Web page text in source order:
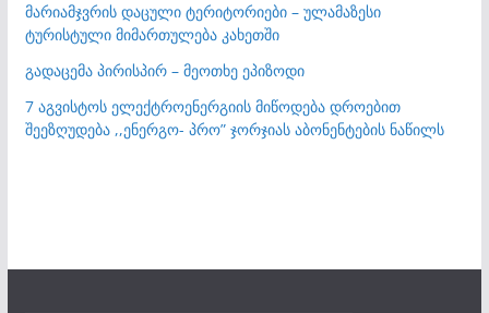
მარიამჯვრის დაცული ტერიტორიები – ულამაზესი
ტურისტული მიმართულება კახეთში
გადაცემა პირისპირ – მეოთხე ეპიზოდი
7 აგვისტოს ელექტროენერგიის მიწოდება დროებით
შეეზღუდება ,,ენერგო- პრო” ჯორჯიას აბონენტების ნაწილს